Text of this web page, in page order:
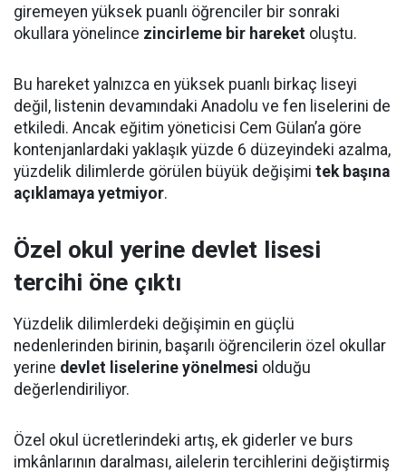
giremeyen yüksek puanlı öğrenciler bir sonraki
okullara yönelince zincirleme bir hareket oluştu.
Bu hareket yalnızca en yüksek puanlı birkaç liseyi
değil, listenin devamındaki Anadolu ve fen liselerini de
etkiledi. Ancak eğitim yöneticisi Cem Gülan’a göre
kontenjanlardaki yaklaşık yüzde 6 düzeyindeki azalma,
yüzdelik dilimlerde görülen büyük değişimi tek başına
açıklamaya yetmiyor.
Özel okul yerine devlet lisesi
tercihi öne çıktı
Yüzdelik dilimlerdeki değişimin en güçlü
nedenlerinden birinin, başarılı öğrencilerin özel okullar
yerine devlet liselerine yönelmesi olduğu
değerlendiriliyor.
Özel okul ücretlerindeki artış, ek giderler ve burs
imkânlarının daralması, ailelerin tercihlerini değiştirmiş